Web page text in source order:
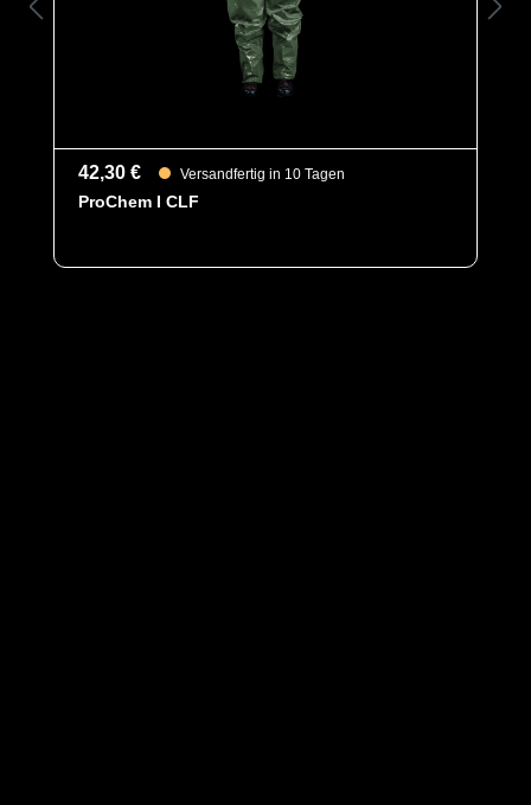
42,30 € Versandfertig in 10 Tagen
ProChem I CLF